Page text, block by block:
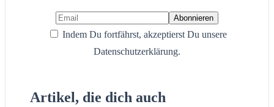
Indem Du fortfährst, akzeptierst Du unsere
Datenschutzerklärung.
Artikel, die dich auch